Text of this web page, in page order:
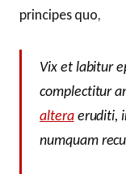
principes quo,
Vix et labitur
complectitur
alteraeruditi,
numquam